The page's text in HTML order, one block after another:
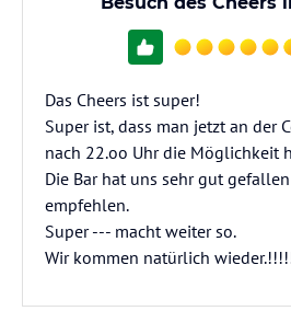
Das Cheers ist super!
Super ist, dass man jetzt an der
nach 22.oo Uhr die Möglichkeit
Die Bar hat uns sehr gut
empfehlen.
Super --- macht weiter so.
Wir kommen natürlich